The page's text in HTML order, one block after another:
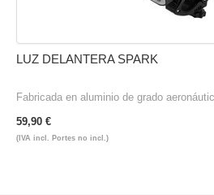
LUZ DELANTERA SPARK
Fabricada en aluminio de grado
59,90 €
(IVA incl. Portes no incl.)